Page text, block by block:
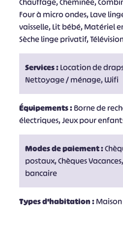
Four à micro ondes, Lave
vaisselle, Lit bébé, Matériel
Sèche linge privatif,
Services :Location de
Nettoyage / ménage, Wifi
Équipements :Borne de
électriques, Jeux pour
Modes de paiement :
postaux, Chèques
bancaire
Types d'habitation :Maison